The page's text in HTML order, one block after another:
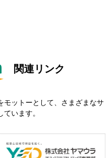
関連リンク
モットーとして、さまざまなサ
います。